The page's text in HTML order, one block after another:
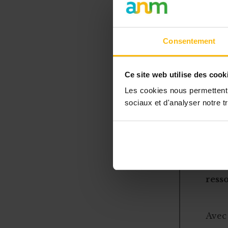
Consentement
Ce site web utilise des
Les cookies nous
sociaux et d'analyser notre
les
l’ordre de
décision et
Le